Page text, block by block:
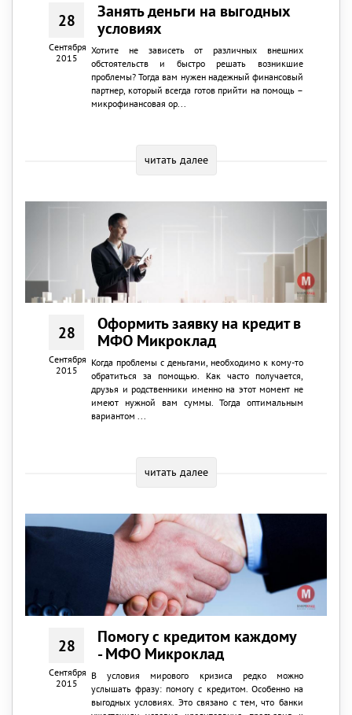
28
Сентября
2015
Занять деньги на выгодных
условиях
Хотите не зависеть от различных внешних
обстоятельств и быстро решать возникшие
проблемы? Тогда вам нужен надежный финансовый
партнер, который всегда готов прийти на помощь –
микрофинансовая ор...
читать далее
28
Сентября
2015
Оформить заявку на кредит в
МФО Микроклад
Когда проблемы с деньгами, необходимо к кому-то
обратиться за помощью. Как часто получается,
друзья и родственники именно на этот момент не
имеют нужной вам суммы. Тогда оптимальным
вариантом ...
читать далее
28
Сентября
2015
Помогу с кредитом каждому
- МФО Микроклад
В условия мирового кризиса редко можно
услышать фразу: помогу с кредитом. Особенно на
выгодных условиях. Это связано с тем, что банки